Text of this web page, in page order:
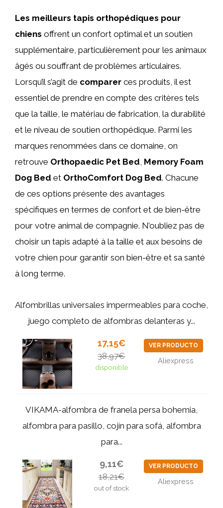
Les meilleurs tapis orthopédiques pour
chiens offrent un confort optimal et un soutien
supplémentaire, particulièrement pour les animaux
âgés ou souffrant de problèmes articulaires.
Lorsqu’il s’agit de comparer ces produits, il est
essentiel de prendre en compte des critères tels
que la taille, le matériau de fabrication, la durabilité
et le niveau de soutien orthopédique. Parmi les
marques renommées dans ce domaine, on
retrouve Orthopaedic Pet Bed, Memory Foam
Dog Bed et OrthoComfort Dog Bed. Chacune
de ces options présente des avantages
spécifiques en termes de confort et de bien-être
pour votre animal de compagnie. N’oubliez pas de
choisir un tapis adapté à la taille et aux besoins de
votre chien pour garantir son bien-être et sa santé
à long terme.
Alfombrillas universales impermeables para coche,
juego completo de alfombras delanteras y...
17,15€
38,97€
disponible
VER PRODUCTO
Aliexpress
VIKAMA-alfombra de franela persa bohemia,
alfombra para pasillo, cojín para sofá, alfombra
para...
9,11€
18,21€
out of stock
VER PRODUCTO
Aliexpress